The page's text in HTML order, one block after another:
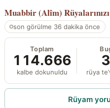
Muabbir (Alîm)
son görülme 36 dakika önce
Toplam
114.666
kalbe dokunuldu rüya
Rüyam